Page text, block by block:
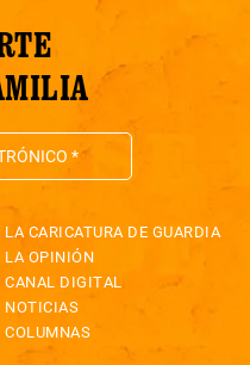
LA CARICATURA DE GUARDIA
LA OPINIÓN
CANAL DIGITAL
NOTICIAS
COLUMNAS